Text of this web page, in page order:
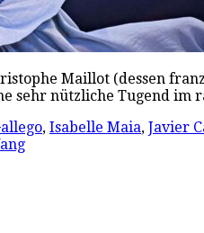
Maillot (dessen
sehr nützliche Tugend
, Isabelle Maia, Javier